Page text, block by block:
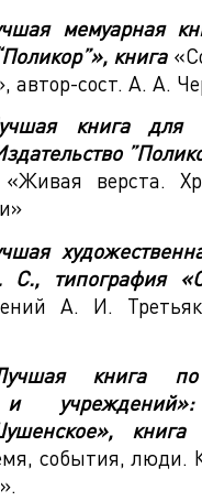
мемуарная
книга
автор-сост. А. А.
книга для
верста.
типография
А. И.
книга по
и
книга
события, люди.